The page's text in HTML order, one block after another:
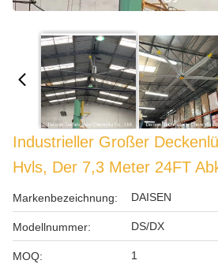
Industrieller Großer
Hvls, Der 7,3 Meter 24FT
Markenbezeichnung: DAISEN
Modellnummer: DS/DX
MOQ: 1